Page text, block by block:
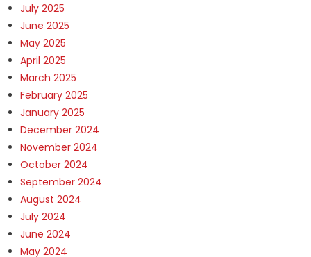
July 2025
June 2025
May 2025
April 2025
March 2025
February 2025
January 2025
December 2024
November 2024
October 2024
September 2024
August 2024
July 2024
June 2024
May 2024